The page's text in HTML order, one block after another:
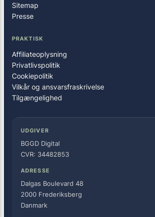
Sitemap
Presse
PRAKTISK
Affiliateoplysning
Privatlivspolitik
Cookiepolitik
Vilkår og ansvarsfraskrivelse
Tilgængelighed
UDGIVER
BGGD Digital
CVR: 34482853
ADRESSE
Dalgas Boulevard 48
2000 Frederiksberg
Danmark